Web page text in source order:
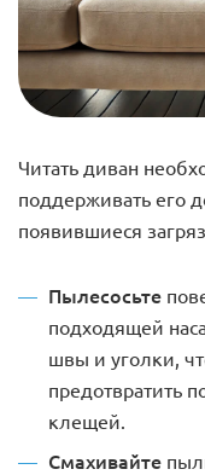
Читать диван
поддерживать его
появившиеся
Пылесосьте
подходящей
швы и уголки,
предотвратить
клещей.
Смахивайте